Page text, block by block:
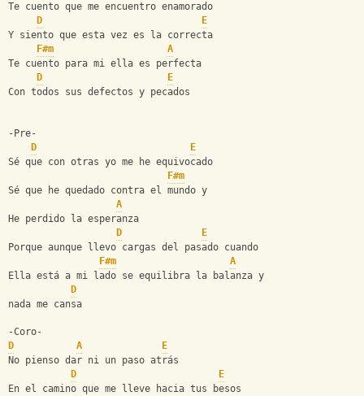
Te cuento que me encuentro enamorado
D
E
Y siento que esta vez es la correcta
F#m
A
Te cuento para mi ella es perfecta
D
E
Con todos sus defectos y pecados
-Pre-
D
E
Sé que con otras yo me he equivocado
F#m
Sé que he quedado contra el mundo y
A
He perdido la esperanza
D
E
Porque aunque llevo cargas del pasado cuando
F#m
A
Ella está a mi lado se equilibra la balanza y
D
nada me cansa
-Coro-
D
A
E
No pienso dar ni un paso atrás
D
E
En el camino que me lleve hacia tus besos